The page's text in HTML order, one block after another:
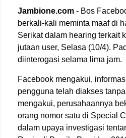
Jambione.com - Bos
berkali-kali meminta maaf di
Serikat dalam hearing terkait
jutaan user, Selasa (10/4).
diinterogasi selama lima jam.
Facebook mengakui,
pengguna telah diakses
mengakui, perusahaannya
orang nomor satu di Special
dalam upaya investigasi